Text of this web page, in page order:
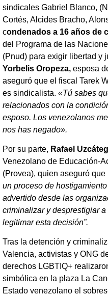
sindicales Gabriel Blanco,
Cortés, Alcides Bracho,
condenados a 16 años de
del Programa de las
(Pnud) para exigir libertad y
Yorbelis Oropeza, esposa
aseguró que el fiscal Tarek
es sindicalista. «Tú sabes
relacionados con la
esposo. Los venezolanos
nos has negado».
Por su parte, Rafael
Venezolano de Educación-
(Provea), quien aseguró que
un proceso de
advertido desde las
criminalizar y desprestigiar
legitimar esta decisión”.
Tras la detención y
Valencia, activistas y ONG
derechos LGBTIQ+
simbólica en la plaza La
Estado venezolano el